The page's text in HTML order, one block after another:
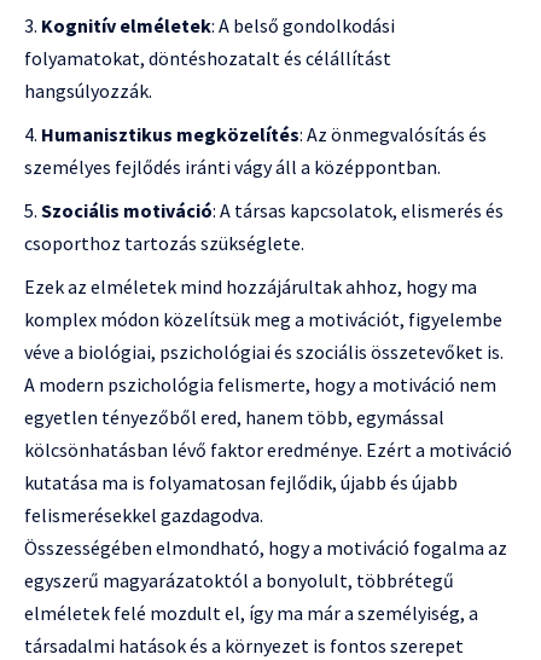
Kognitív elméletek: A belső gondolkodási
folyamatokat, döntéshozatalt és célállítást
hangsúlyozzák.
Humanisztikus megközelítés: Az önmegvalósítás és
személyes fejlődés iránti vágy áll a középpontban.
Szociális motiváció: A társas kapcsolatok, elismerés és
csoporthoz tartozás szükséglete.
Ezek az elméletek mind hozzájárultak ahhoz, hogy ma
komplex módon közelítsük meg a motivációt, figyelembe
véve a biológiai, pszichológiai és szociális összetevőket is.
A modern pszichológia felismerte, hogy a motiváció nem
egyetlen tényezőből ered, hanem több, egymással
kölcsönhatásban lévő faktor eredménye. Ezért a motiváció
kutatása ma is folyamatosan fejlődik, újabb és újabb
felismerésekkel gazdagodva.
Összességében elmondható, hogy a motiváció fogalma az
egyszerű magyarázatoktól a bonyolult, többrétegű
elméletek felé mozdult el, így ma már a személyiség, a
társadalmi hatások és a környezet is fontos szerepet